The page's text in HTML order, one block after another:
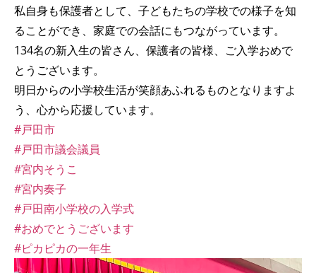
私自身も保護者として、子どもたちの学校での様子を知
ることができ、家庭での会話にもつながっています。
134名の新入生の皆さん、保護者の皆様、ご入学おめで
とうございます。
明日からの小学校生活が笑顔あふれるものとなりますよ
う、心から応援しています。
#戸田市
#戸田市議会議員
#宮内そうこ
#宮内奏子
#戸田南小学校の入学式
#おめでとうございます
#ピカピカの一年生